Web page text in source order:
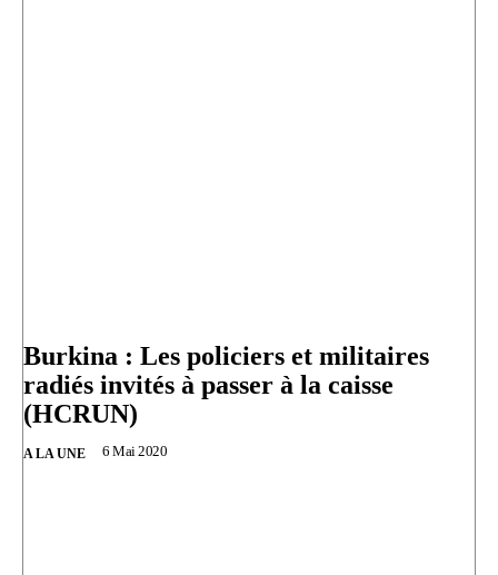
Burkina : Les policiers et militaires
radiés invités à passer à la caisse
(HCRUN)
A LA UNE 6 Mai 2020